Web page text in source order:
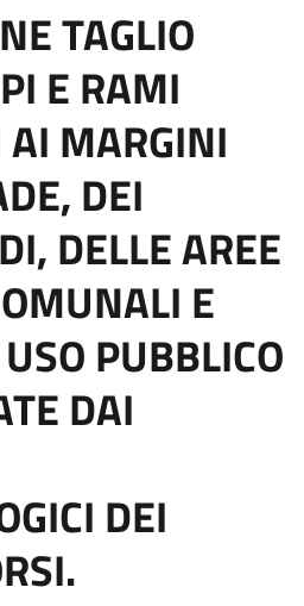
TAGLIO
E RAMI
AI MARGINI
DEI
DELLE AREE
E
PUBBLICO
DAI
DEI